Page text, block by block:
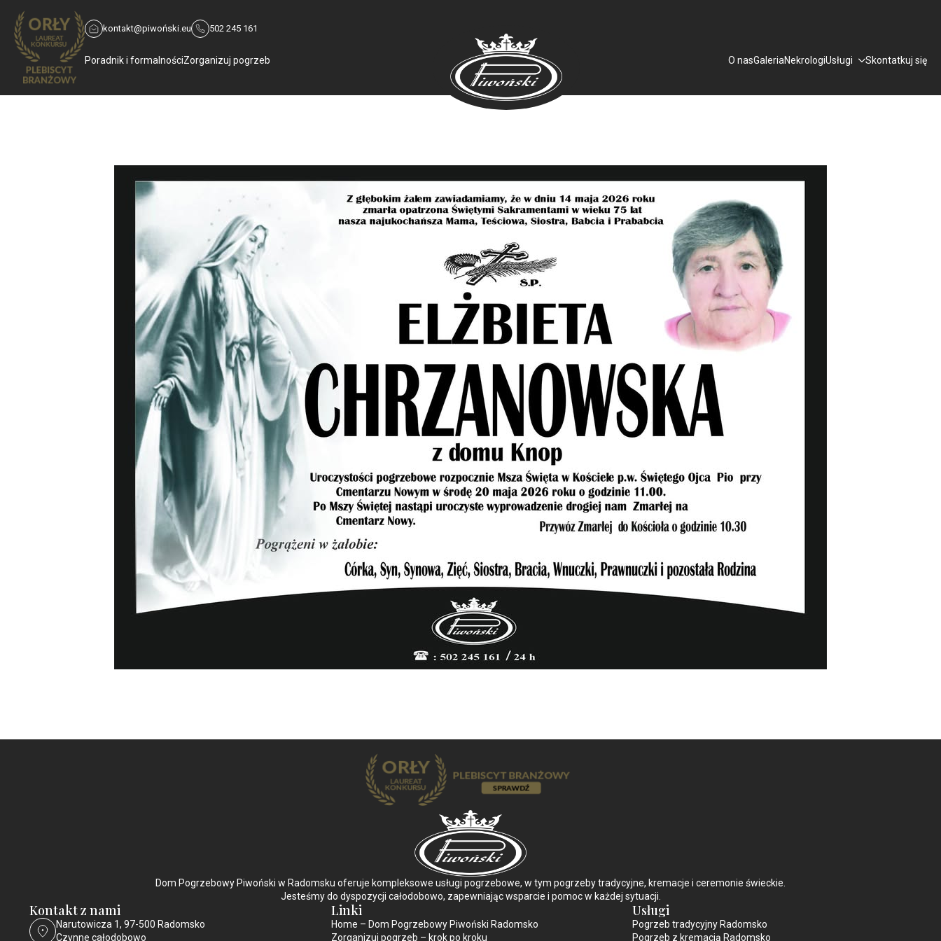
kontakt@piwoński.eu 502 245 161
Poradnik i formalnościZorganizuj pogrzeb O nasGaleriaNekrologiUsługi Skontatkuj się
Dom Pogrzebowy Piwoński w Radomsku oferuje kompleksowe usługi pogrzebowe, w tym pogrzeby tradycyjne, kremacje i ceremonie świeckie.
Jesteśmy do dyspozycji całodobowo, zapewniając wsparcie i pomoc w każdej sytuacji.
Kontakt z nami
Narutowicza 1, 97-500 Radomsko
Czynne całodobowo
Linki
Home – Dom Pogrzebowy Piwoński Radomsko
Zorganizuj pogrzeb – krok po kroku
Usługi
Pogrzeb tradycyjny Radomsko
Pogrzeb z kremacją Radomsko